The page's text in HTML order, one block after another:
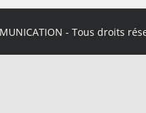
- Tous droits